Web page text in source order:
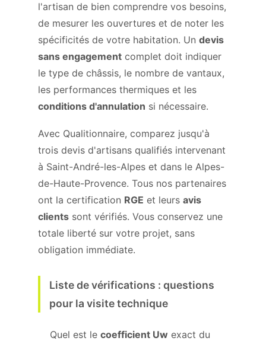
l'artisan de bien comprendre vos besoins,
de mesurer les ouvertures et de noter les
spécificités de votre habitation. Un devis
sans engagement complet doit indiquer
le type de châssis, le nombre de vantaux,
les performances thermiques et les
conditions d'annulation si nécessaire.
Avec Qualitionnaire, comparez jusqu'à
trois devis d'artisans qualifiés intervenant
à Saint-André-les-Alpes et dans le Alpes-
de-Haute-Provence. Tous nos partenaires
ont la certification RGE et leurs avis
clients sont vérifiés. Vous conservez une
totale liberté sur votre projet, sans
obligation immédiate.
Liste de vérifications : questions
pour la visite technique
Quel est le coefficient Uw exact du